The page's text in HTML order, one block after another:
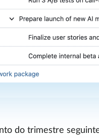
do trimestre